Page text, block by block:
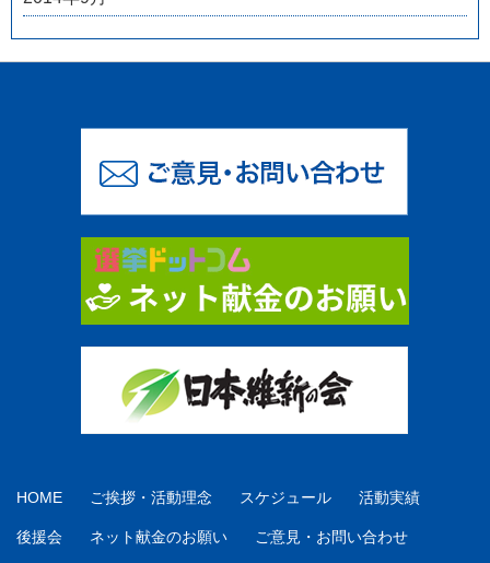
HOME ご挨拶・活動理念 スケジュール 活動実績
後援会 ネット献金のお願い ご意見・お問い合わせ